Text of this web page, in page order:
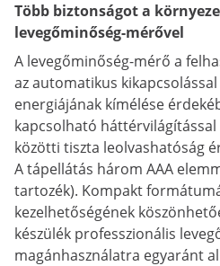
Több biztonságot a
levegőminőség-mérővel
A levegőminőség-mérő a
az automatikus
energiájának kímélése
kapcsolható
közötti tiszta leolvashatóság
A tápellátás három AAA
tartozék). Kompakt
kezelhetőségének
készülék professzionális
magánhasználatra egyaránt